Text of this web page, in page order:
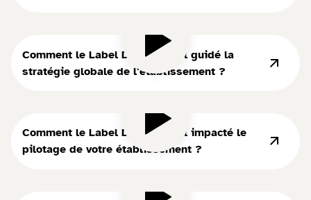
Comment le Label DD&RS a-t-il guidé la
stratégie globale de l'établissement ?
Comment le Label DD&RS a-t-il impacté le
pilotage de votre établissement ?